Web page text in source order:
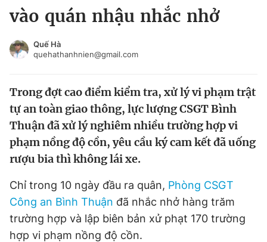
Chuyên mục khác
Chào ngày mới
Video Magazine
Sản phẩm khác
Thông tin tòa soạn Liên hệ quảng cáo
Tin đã xem
Đăng xuất
vào quán nhậu nhắc nhở
Quế Hà
quehathanhnien@gmail.com
Trong đợt cao điểm kiểm tra, xử lý vi phạm trật
tự an toàn giao thông, lực lượng CSGT Bình
Thuận đã xử lý nghiêm nhiều trường hợp vi
phạm nồng độ cồn, yêu cầu ký cam kết đã uống
rượu bia thì không lái xe.
Chỉ trong 10 ngày đầu ra quân, Phòng CSGT
Công an Bình Thuận đã nhắc nhở hàng trăm
trường hợp và lập biên bản xử phạt 170 trường
hợp vi phạm nồng độ cồn.